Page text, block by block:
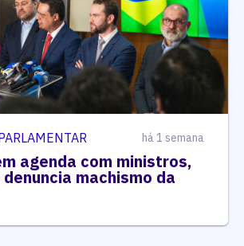
há 1 semana
agenda com ministros,
machismo da